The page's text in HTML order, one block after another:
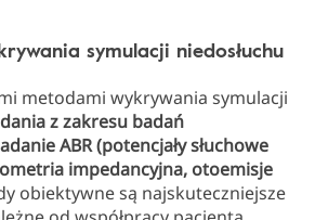
symulacji niedosłuchu
metodami wykrywania symulacji
z zakresu badań
ABR (potencjały słuchowe
impedancyjna, otoemisje
obiektywne są najskuteczniejsze